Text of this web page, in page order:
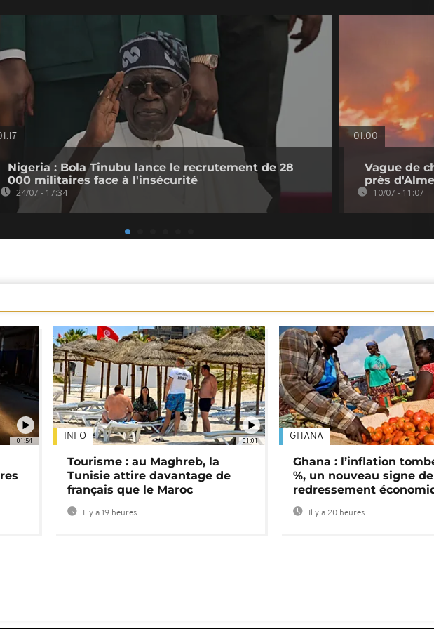
Nigeria : Bola Tinubu lance le recrutement de 28
000 militaires face à l'insécurité
24/07 - 17:34
01:00
Vague de
près
10/07 - 11:07
01:54 01:01
INFO
Tourisme : au Maghreb, la
Tunisie attire davantage de
français que le Maroc
Il y a 19 heures
GHANA
Ghana : l’inflation
%, un nouveau signe de
redressement
Il y a 20 heures